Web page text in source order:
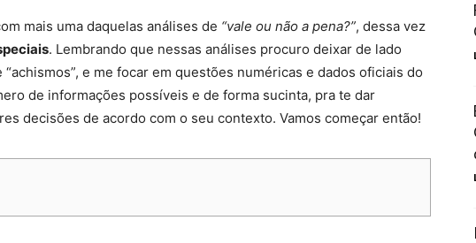
mais uma daquelas análises de “vale ou não a pena?”, dessa vez
. Lembrando que nessas análises procuro deixar de lado
e me focar em questões numéricas e dados oficiais do
de informações possíveis e de forma sucinta, pra te dar
decisões de acordo com o seu contexto. Vamos começar então!